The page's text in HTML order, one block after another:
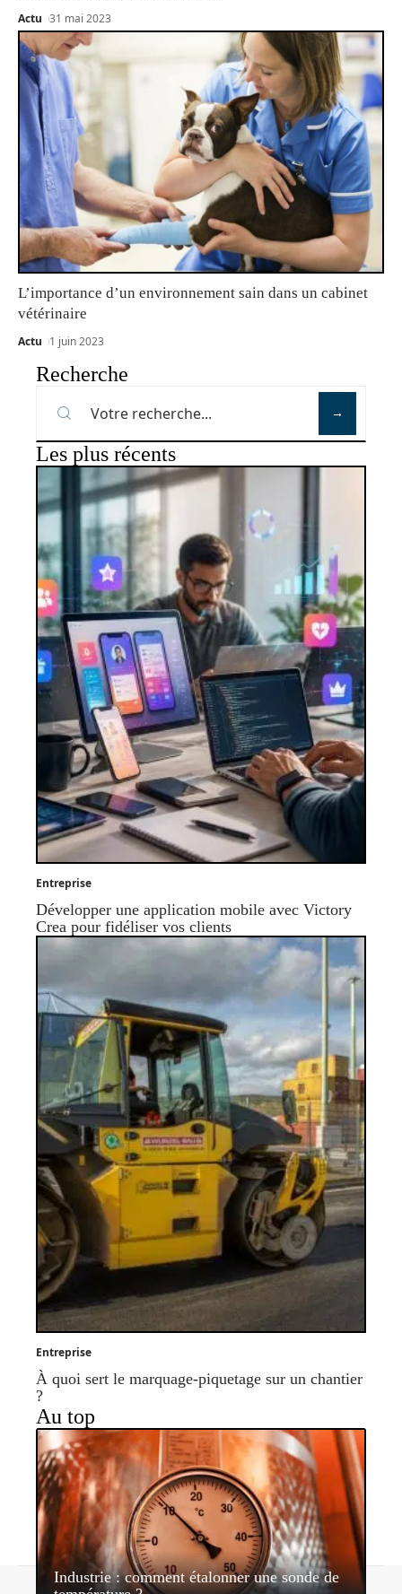
Actu 31 mai 2023
L’importance d’un environnement sain dans un cabinet
vétérinaire
Actu 1 juin 2023
Recherche
Les plus récents
Entreprise
Développer une application mobile avec Victory
Crea pour fidéliser vos clients
Entreprise
À quoi sert le marquage-piquetage sur un chantier
?
Au top
Industrie : comment étalonner une sonde de
Contact Mentions légales Sitemap